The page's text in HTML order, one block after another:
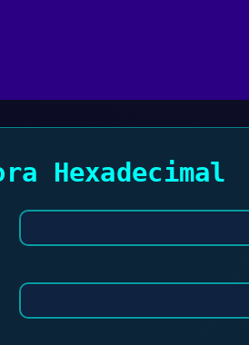
Hexadecimal